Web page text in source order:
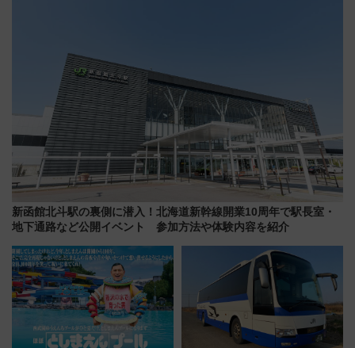
新函館北斗駅の裏側に潜入！北海道新幹線開業10周年で駅長室・
地下通路など公開イベント 参加方法や体験内容を紹介